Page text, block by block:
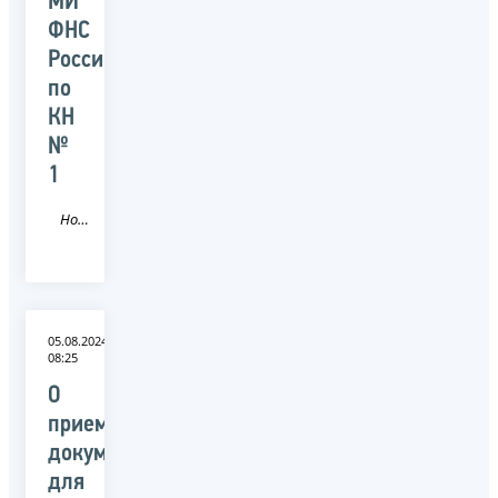
ФНС
России
по
КН
№
1
Новость
05.08.2024
08:25
О
приеме
документов
для